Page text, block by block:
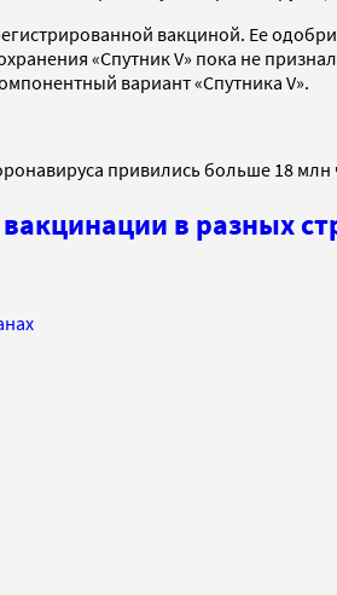
вакциной. Ее
«Спутник V» пока не
вариант «Спутника V».
привились больше 18 млн
в разных